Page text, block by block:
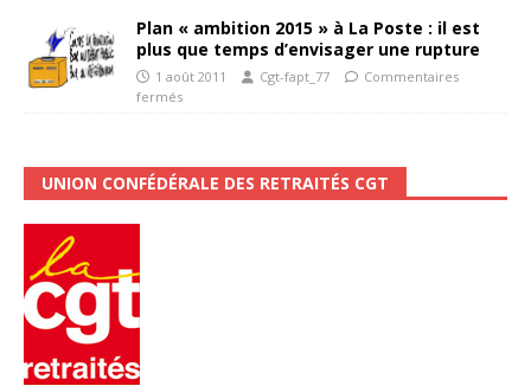
Plan « ambition 2015 » à La Poste : il est
plus que temps d’envisager une rupture
1 août 2011 Cgt-fapt_77
Commentaires
fermés
UNION CONFÉDÉRALE DES RETRAITÉS CGT